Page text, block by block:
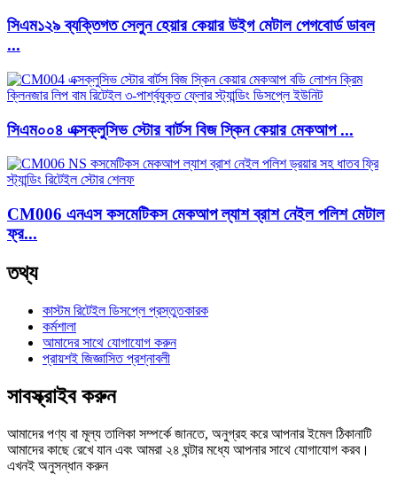
সিএম১২৯ ব্যক্তিগত সেলুন হেয়ার কেয়ার উইগ মেটাল পেগবোর্ড ডাবল
...
সিএম০০৪ এক্সক্লুসিভ স্টোর বার্টস বিজ স্কিন কেয়ার মেকআপ ...
CM006 এনএস কসমেটিকস মেকআপ ল্যাশ ব্রাশ নেইল পলিশ মেটাল
ফ্র...
তথ্য
কাস্টম রিটেইল ডিসপ্লে প্রস্তুতকারক
কর্মশালা
আমাদের সাথে যোগাযোগ করুন
প্রায়শই জিজ্ঞাসিত প্রশ্নাবলী
সাবস্ক্রাইব করুন
আমাদের পণ্য বা মূল্য তালিকা সম্পর্কে জানতে, অনুগ্রহ করে আপনার ইমেল ঠিকানাটি
আমাদের কাছে রেখে যান এবং আমরা ২৪ ঘন্টার মধ্যে আপনার সাথে যোগাযোগ করব।
এখনই অনুসন্ধান করুন